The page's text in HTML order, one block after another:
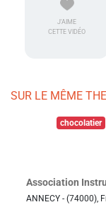
J'AIME
CETTE VIDÉO
SUR LE MÊME
chocolatier
Association
ANNECY - (74000),